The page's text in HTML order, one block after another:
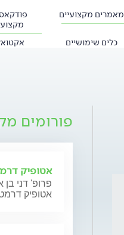
מאמרים מקצועיים
כלים שימושיים
פורומים
אטופיק
פרופ' דני
אטופיק